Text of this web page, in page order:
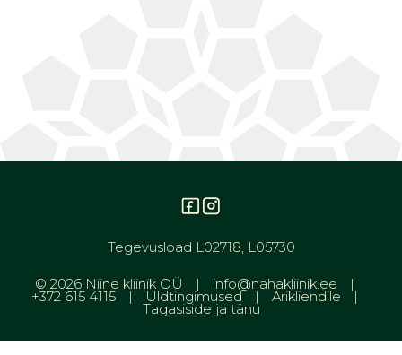
Tegevusload L02718, L05730
© 2026 Niine kliinik OÜ info@nahakliinik.ee
+372 615 4115 Üldtingimused Ärikliendile
Tagasiside ja tänu